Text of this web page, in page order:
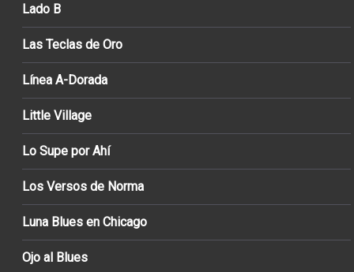
Lado B
Las Teclas de Oro
Línea A-Dorada
Little Village
Lo Supe por Ahí
Los Versos de Norma
Luna Blues en Chicago
Ojo al Blues